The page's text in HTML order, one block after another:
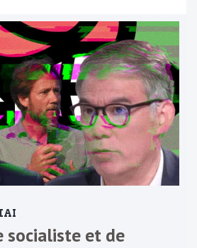
socialiste et de